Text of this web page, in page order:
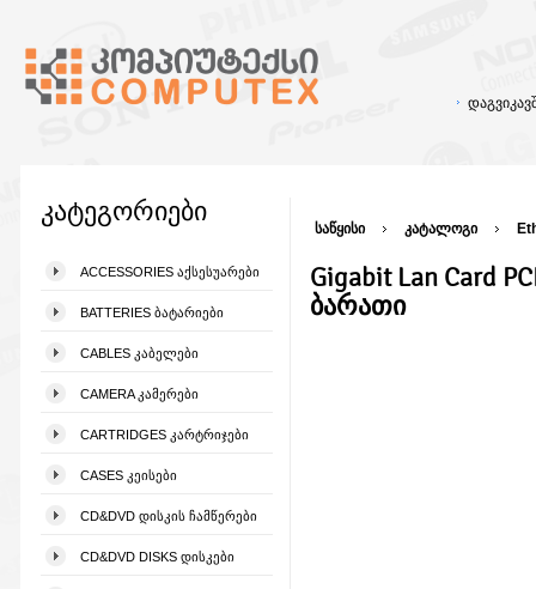
კატეგორიები
ACCESSORIES ᲐᲥᲡᲔᲡᲣᲐᲠᲔᲑᲘ
BATTERIES ᲑᲐᲢᲐᲠᲘᲔᲑᲘ
CABLES ᲙᲐᲑᲔᲚᲔᲑᲘ
CAMERA ᲙᲐᲛᲔᲠᲔᲑᲘ
CARTRIDGES ᲙᲐᲠᲢᲠᲘᲯᲔᲑᲘ
CASES ᲙᲔᲘᲡᲔᲑᲘ
CD&DVD ᲓᲘᲡᲙᲘᲡ ᲩᲐᲛᲬᲔᲠᲔᲑᲘ
CD&DVD DISKS ᲓᲘᲡᲙᲔᲑᲘ
საწყისი კატალოგი
Gigabit Lan Card
ბარათი